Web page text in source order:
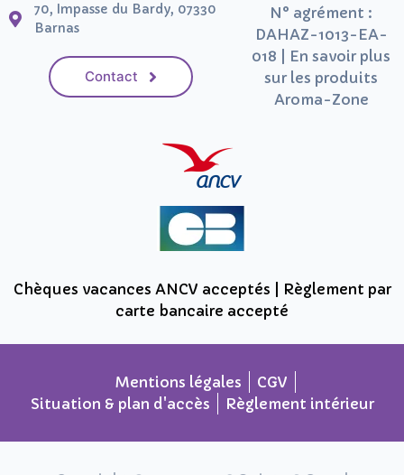
70, Impasse du Bardy, 07330
Barnas
Contact
N° agrément :
DAHAZ-1013-EA-
018 | En savoir plus
sur les produits
Aroma-Zone
Chèques vacances ANCV acceptés | Règlement par
carte bancaire accepté
Mentions légales
CGV
Situation & plan d'accès
Règlement intérieur